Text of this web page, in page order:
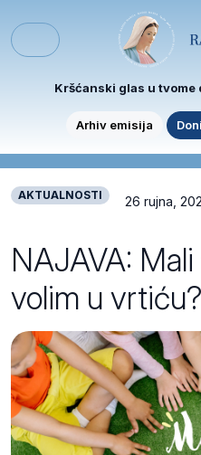
Menu
Kršćanski glas u tvome
Arhiv emisija
AKTUALNOSTI 26 rujna,
NAJAVA:
volim u